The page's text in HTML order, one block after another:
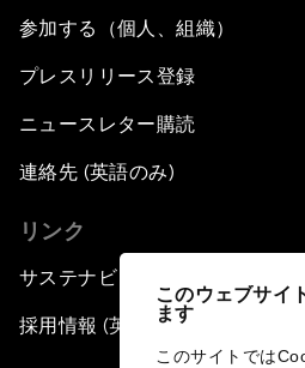
このウェブサイ
ます
このサイトでは
参加する（個人、組織）
プレスリリース登録
ニュースレター購読
連絡先 (英語のみ)
リンク
サステナビリティへの取り組み
採用情報 (英語のみ)